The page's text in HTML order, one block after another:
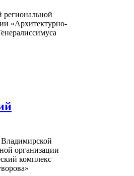
региональной
«Архитектурно-
организации
комплекс